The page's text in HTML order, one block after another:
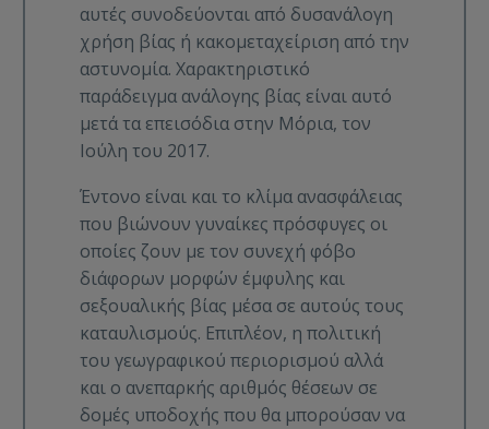
αυτές συνοδεύονται από δυσανάλογη
χρήση βίας ή κακομεταχείριση από την
αστυνομία. Χαρακτηριστικό
παράδειγμα ανάλογης βίας είναι αυτό
μετά τα επεισόδια στην Μόρια, τον
Ιούλη του 2017.
Έντονο είναι και το κλίμα ανασφάλειας
που βιώνουν γυναίκες πρόσφυγες οι
οποίες ζουν με τον συνεχή φόβο
διάφορων μορφών έμφυλης και
σεξουαλικής βίας μέσα σε αυτούς τους
καταυλισμούς. Επιπλέον, η πολιτική
του γεωγραφικού περιορισμού αλλά
και ο ανεπαρκής αριθμός θέσεων σε
δομές υποδοχής που θα μπορούσαν να